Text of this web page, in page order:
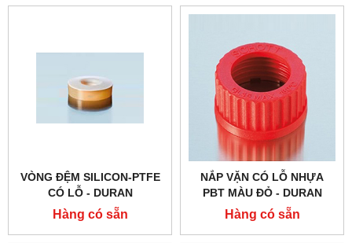
VÒNG ĐỆM SILICON-PTFE
CÓ LỖ - DURAN
Hàng có sẵn
NẮP VẶN CÓ LỖ NHỰA
PBT MÀU ĐỎ - DURAN
Hàng có sẵn